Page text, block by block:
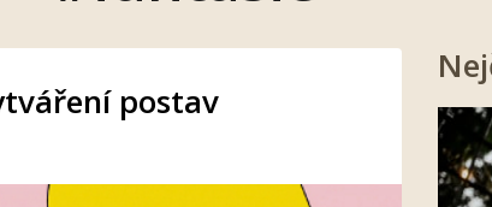
postav